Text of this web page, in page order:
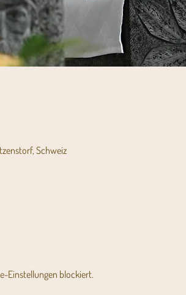
Schweiz
Einstellungen blockiert.